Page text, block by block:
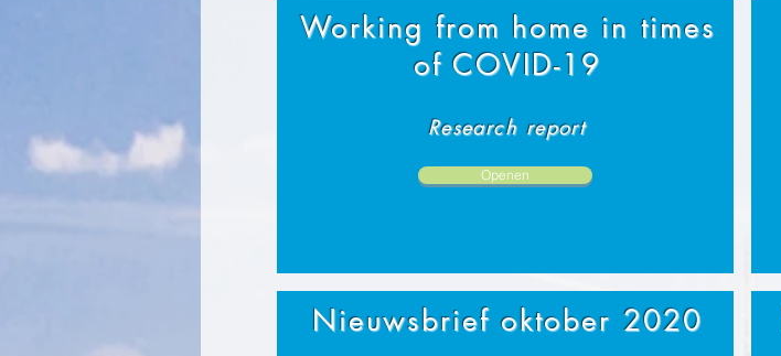
Working from home in times
of COVID-19
Research report
Openen
Nieuwsbrief oktober 2020